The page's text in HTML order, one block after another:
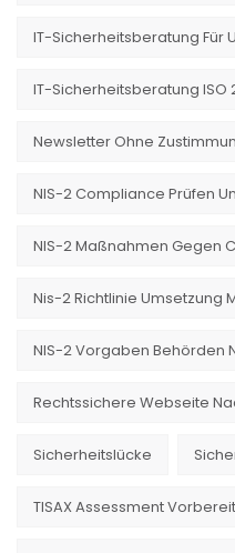
IT-Sicherheitsberatung Für
IT-Sicherheitsberatung ISO
Newsletter Ohne
NIS-2 Compliance Prüfen
NIS-2 Maßnahmen Gegen
Nis-2 Richtlinie Umsetzung
NIS-2 Vorgaben Behörden
Rechtssichere Webseite
Sicherheitslücke
TISAX Assessment